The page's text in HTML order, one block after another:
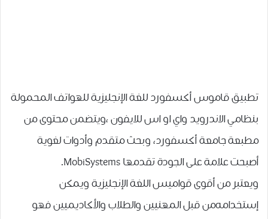
تطبيق قاموس أكسفورد للغة الإنجليزية للهواتف المحمولة
بنظامي الاندرويد واي او اس للايفون ،ويتضمن محتوى من
مطبعة جامعة أكسفورد، وبحث متقدم وأدوات لغوية
أصبحت علامة على الجودة تقدمها MobiSystems.
ويعتبر من ﺃﻗﻮى ﻗﻮﺍﻣﻴﺲ ﺍﻟﻠﻐﺔ ﺍﻹﻧﺠﻠﻴﺰﻳﺔ ﻭﻳﻤﻜﻦ
ﺇﺳﺘﺨﺪﺍﻣﻪﻣﻦ ﻗﺒﻞ ﺍﻟﻤﻬﻨﻴﻴﻦ ﻭﺍﻟﻄﻼﺏ ﻭﺍﻷﻛﺎﺩﻳﻤﻴﻴﻦ فهو